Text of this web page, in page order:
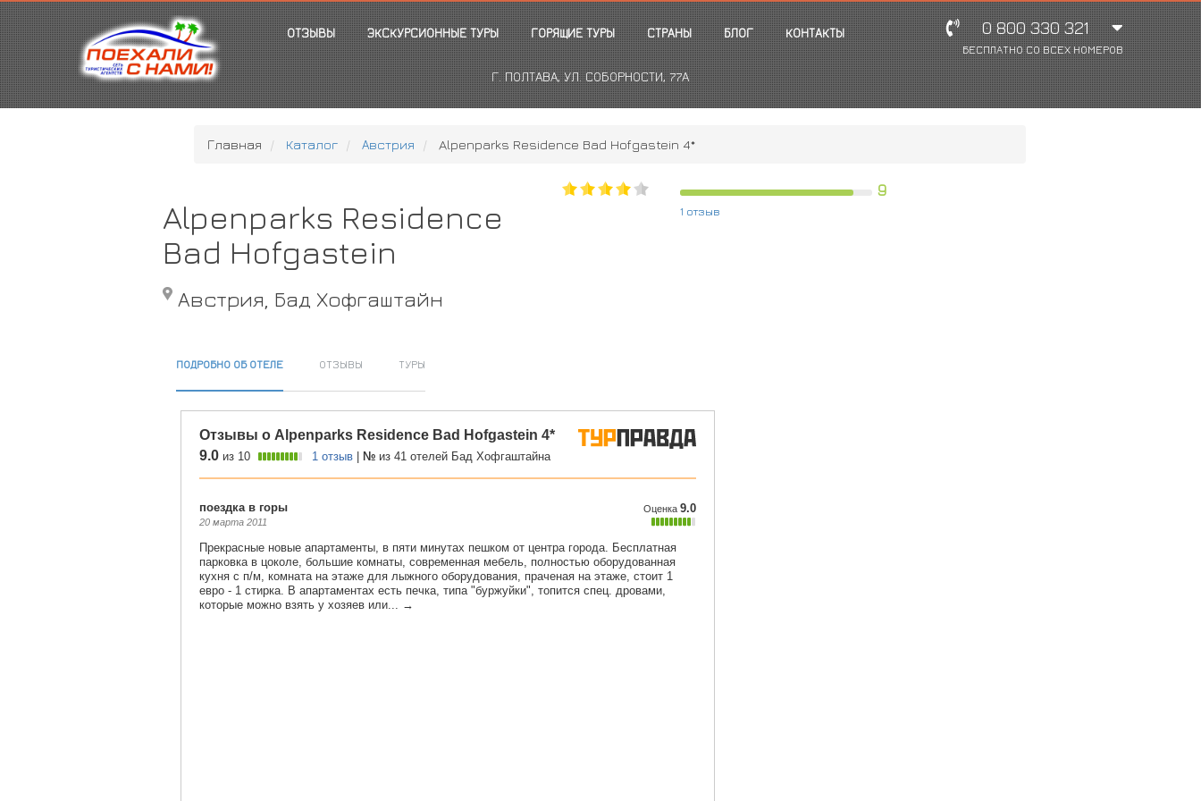
ОТЗЫВЫ ЭКСКУРСИОННЫЕ ТУРЫ ГОРЯЩИЕ ТУРЫ СТРАНЫ БЛОГ КОНТАКТЫ
Г. ПОЛТАВА, УЛ. СОБОРНОСТИ, 77А
0 800 330 321
БЕСПЛАТНО СО ВСЕХ НОМЕРОВ
Главная Каталог Австрия Alpenparks Residence Bad Hofgastein 4*
Alpenparks Residence
Bad Hofgastein
Австрия, Бад Хофгаштайн
9
1 отзыв
ПОДРОБНО ОБ ОТЕЛЕ ОТЗЫВЫ ТУРЫ